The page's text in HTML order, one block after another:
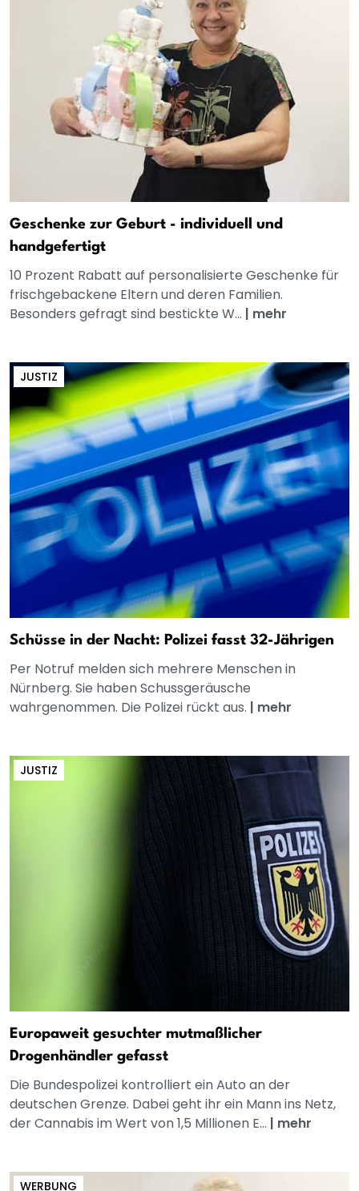
Geschenke zur Geburt - individuell und
handgefertigt
10 Prozent Rabatt auf personalisierte Geschenke für
frischgebackene Eltern und deren Familien.
Besonders gefragt sind bestickte W... | mehr
JUSTIZ
Schüsse in der Nacht: Polizei fasst 32-Jährigen
Per Notruf melden sich mehrere Menschen in
Nürnberg. Sie haben Schussgeräusche
wahrgenommen. Die Polizei rückt aus. | mehr
JUSTIZ
Europaweit gesuchter mutmaßlicher
Drogenhändler gefasst
Die Bundespolizei kontrolliert ein Auto an der
deutschen Grenze. Dabei geht ihr ein Mann ins Netz,
der Cannabis im Wert von 1,5 Millionen E... | mehr
WERBUNG